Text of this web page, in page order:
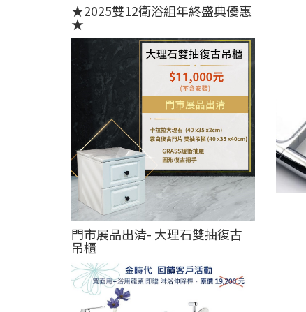
★2025雙12衛浴組年終盛典優惠
★
門市展品出清- 大理石雙抽復古
吊櫃